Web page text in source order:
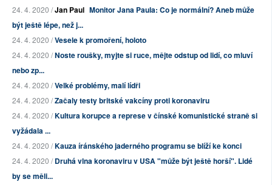
24. 4. 2020 /Jan Paul Monitor Jana Paula: Co je normální? Aneb může
být ještě lépe, než j...
24. 4. 2020 /Vesele k promoření, holoto
24. 4. 2020 /Noste roušky, myjte si ruce, mějte odstup od lidí, co mluví
nebo zp...
24. 4. 2020 /Velké problémy, malí lídři
24. 4. 2020 /Začaly testy britské vakcíny proti koronaviru
24. 4. 2020 /Kultura korupce a represe v čínské komunistické straně si
vyžádala ...
24. 4. 2020 /Kauza íránského jaderného programu se blíží ke konci
24. 4. 2020 /Druhá vlna koronaviru v USA "může být ještě horší". Lidé
by se měli...